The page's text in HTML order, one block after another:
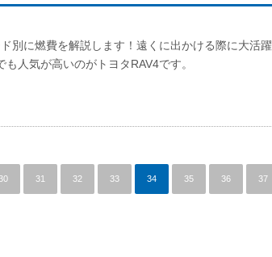
別に燃費を解説します！遠くに出かける際に大活躍
人気が高いのがトヨタRAV4です。
31 32 33 34 35 36 37